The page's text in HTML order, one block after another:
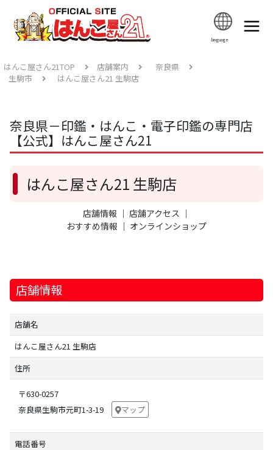
language
はんこ屋さん21TOP 店舗案内
奈良県
生駒市
はんこ屋さん21 生駒店
奈良県－印鑑・はんこ・電子印鑑の専門店
【公式】はんこ屋さん21
はんこ屋さん21 生駒店
店舗情報 ｜ 店舗アクセス ｜
おすすめ情報 ｜ オンラインショップ
店舗情報
店舗名
はんこ屋さん21 生駒店
住所
〒630-0257
奈良県生駒市元町1-3-19
マップ
電話番号